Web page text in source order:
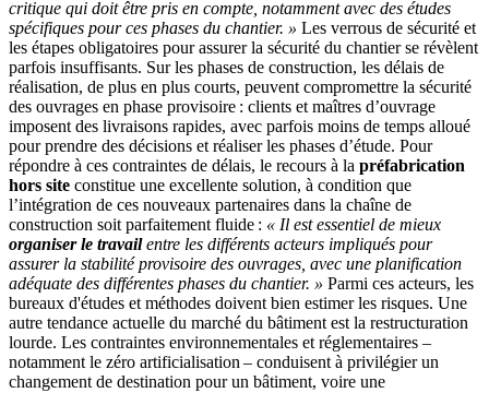
critique qui doit être pris en compte, notamment avec des études
spécifiques pour ces phases du chantier. » Les verrous de sécurité et
les étapes obligatoires pour assurer la sécurité du chantier se révèlent
parfois insuffisants. Sur les phases de construction, les délais de
réalisation, de plus en plus courts, peuvent compromettre la sécurité
des ouvrages en phase provisoire : clients et maîtres d’ouvrage
imposent des livraisons rapides, avec parfois moins de temps alloué
pour prendre des décisions et réaliser les phases d’étude. Pour
répondre à ces contraintes de délais, le recours à la préfabrication
hors site constitue une excellente solution, à condition que
l’intégration de ces nouveaux partenaires dans la chaîne de
construction soit parfaitement fluide : « Il est essentiel de mieux
organiser le travailentre les différents acteurs impliqués pour
assurer la stabilité provisoire des ouvrages, avec une planification
adéquate des différentes phases du chantier. » Parmi ces acteurs, les
bureaux d'études et méthodes doivent bien estimer les risques. Une
autre tendance actuelle du marché du bâtiment est la restructuration
lourde. Les contraintes environnementales et réglementaires –
notamment le zéro artificialisation – conduisent à privilégier un
changement de destination pour un bâtiment, voire une